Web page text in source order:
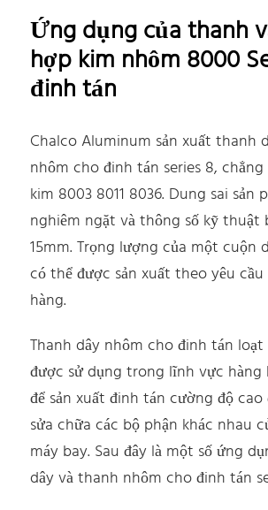
Ứng dụng của thanh
hợp kim nhôm 8000
đinh tán
Chalco Aluminum sản xuất thanh
nhôm cho đinh tán series 8,
kim 8003 8011 8036. Dung sai sản
nghiêm ngặt và thông số kỹ thuật
15mm. Trọng lượng của một cuộn
có thể được sản xuất theo yêu cầu
hàng.
Thanh dây nhôm cho đinh tán
được sử dụng trong lĩnh vực hàng
để sản xuất đinh tán cường độ cao
sửa chữa các bộ phận khác nhau
máy bay. Sau đây là một số ứng
dây và thanh nhôm cho đinh tán